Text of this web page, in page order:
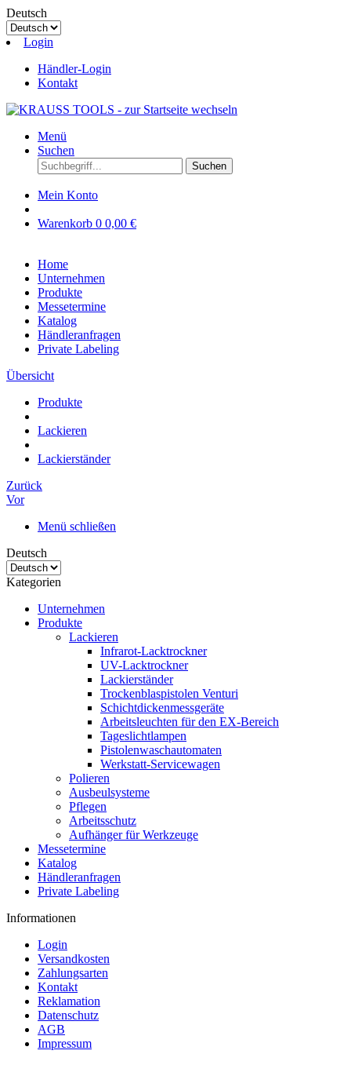
Deutsch
Login
Händler-Login
Kontakt
Menü
Suchen
Suchen
Mein Konto
Warenkorb 0 0,00 €
Home
Unternehmen
Produkte
Messetermine
Katalog
Händleranfragen
Private Labeling
Übersicht
Produkte
Lackieren
Lackierständer
Zurück
Vor
Menü schließen
Deutsch
Kategorien
Unternehmen
Produkte
Lackieren
Infrarot-Lacktrockner
UV-Lacktrockner
Lackierständer
Trockenblaspistolen Venturi
Schichtdickenmessgeräte
Arbeitsleuchten für den EX-Bereich
Tageslichtlampen
Pistolenwaschautomaten
Werkstatt-Servicewagen
Polieren
Ausbeulsysteme
Pflegen
Arbeitsschutz
Aufhänger für Werkzeuge
Messetermine
Katalog
Händleranfragen
Private Labeling
Informationen
Login
Versandkosten
Zahlungsarten
Kontakt
Reklamation
Datenschutz
AGB
Impressum